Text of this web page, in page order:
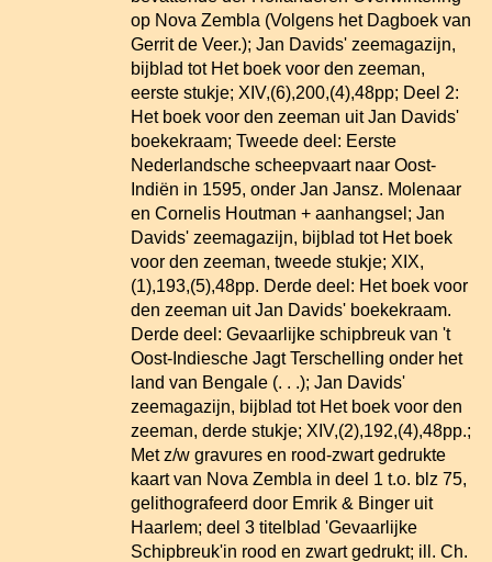
op Nova Zembla (Volgens het Dagboek van
Gerrit de Veer.); Jan Davids' zeemagazijn,
bijblad tot Het boek voor den zeeman,
eerste stukje; XIV,(6),200,(4),48pp; Deel 2:
Het boek voor den zeeman uit Jan Davids'
boekekraam; Tweede deel: Eerste
Nederlandsche scheepvaart naar Oost-
Indiën in 1595, onder Jan Jansz. Molenaar
en Cornelis Houtman + aanhangsel; Jan
Davids' zeemagazijn, bijblad tot Het boek
voor den zeeman, tweede stukje; XIX,
(1),193,(5),48pp. Derde deel: Het boek voor
den zeeman uit Jan Davids' boekekraam.
Derde deel: Gevaarlijke schipbreuk van 't
Oost-Indiesche Jagt Terschelling onder het
land van Bengale (. . .); Jan Davids'
zeemagazijn, bijblad tot Het boek voor den
zeeman, derde stukje; XIV,(2),192,(4),48pp.;
Met z/w gravures en rood-zwart gedrukte
kaart van Nova Zembla in deel 1 t.o. blz 75,
gelithografeerd door Emrik & Binger uit
Haarlem; deel 3 titelblad 'Gevaarlijke
Schipbreuk'in rood en zwart gedrukt; ill. Ch.